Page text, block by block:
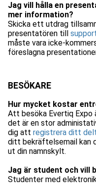
Jag vill hålla en
mer information?
Skicka ett utdrag
presentatören till
måste vara icke-
föreslagna
BESÖKARE
Hur mycket kostar
Att besöka Evertiq
det är en stor
dig att registrera ditt
ditt bekräftelsemail kan
ut din namnskylt.
Jag är student och vill
Studenter med